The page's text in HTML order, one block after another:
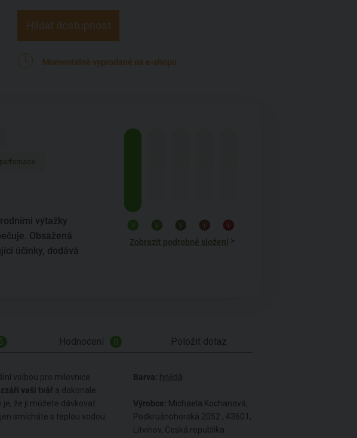
Hlídat dostupnost
Momentálně vyprodané na e-shopu
výtažky
Obsažená
účinky, dodává
Zobrazit podrobné složení >
5 Hodnocení 0 Položit dotaz
volbou pro milovnice
vaši tvář a dokonale
je, že ji můžete dávkovat
smícháte s teplou vodou.
Barva: hnědá
Výrobce: Michaela Kochanová,
Podkrušnohorská 2052 , 43601,
Litvínov, Česká republika